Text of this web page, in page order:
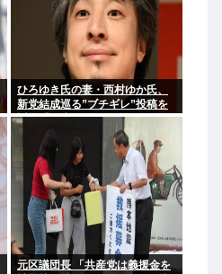
ひろゆき氏の妻・西村ゆか氏、
新党結成巡る”ブチギレ”投稿を
謝罪「配慮に欠けた行動でし
た」 夫婦で投稿
元区議団長 「共産党は義援金を